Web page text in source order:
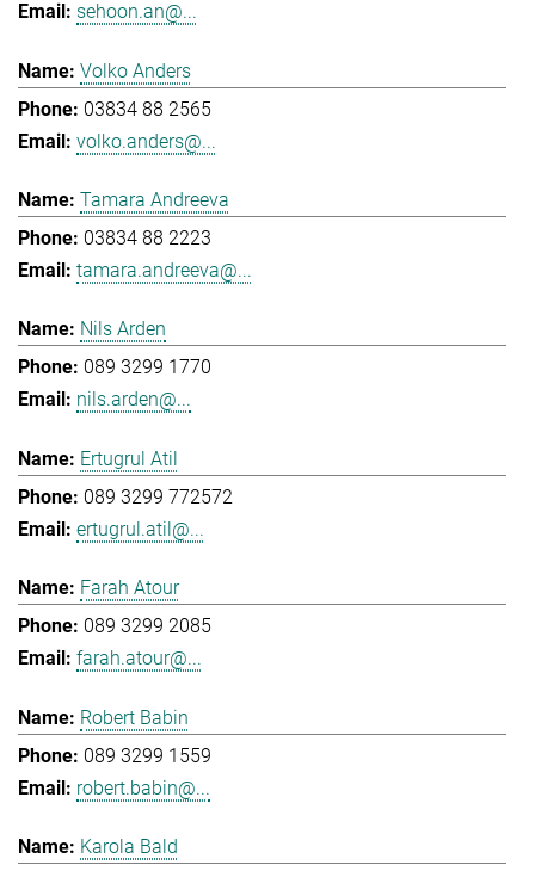
sehoon.an@...
Volko Anders
03834 88 2565
volko.anders@...
Tamara Andreeva
03834 88 2223
tamara.andreeva@...
Nils Arden
089 3299 1770
nils.arden@...
Ertugrul Atil
089 3299 772572
ertugrul.atil@...
Farah Atour
089 3299 2085
farah.atour@...
Robert Babin
089 3299 1559
robert.babin@...
Karola Bald